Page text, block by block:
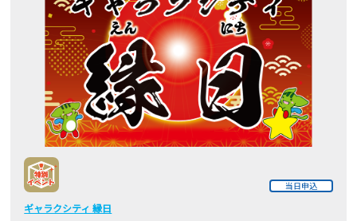
当日申込
ギャラクシティ 縁日